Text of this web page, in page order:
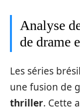
Analyse
de drame
Les séries
une fusion de
thriller. Cette